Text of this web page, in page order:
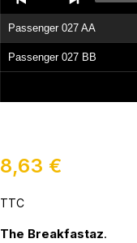
Player
Passenger 027 AA
Passenger 027 BB
8,63 €
TTC
The Breakfastaz.